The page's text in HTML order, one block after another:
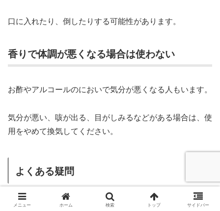
口に入れたり、倒したりする可能性があります。
香りで体調が悪くなる場合は使わない
お酢やアルコールのにおいで気分が悪くなる人もいます。
気分が悪い、咳が出る、目がしみるなどがある場合は、使
用をやめて換気してください。
よくある疑問
消臭スプレーの代用品について、よくある疑問をまとめま
メニュー ホーム 検索 トップ サイドバー